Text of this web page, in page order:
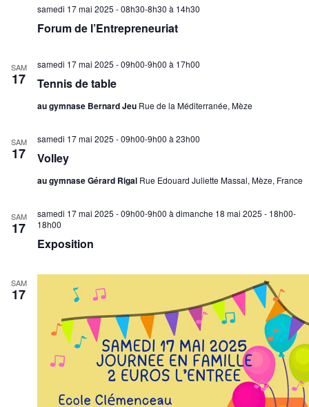
Forum de l’Entrepreneuriat
samedi 17 mai 2025 - 08h30-8h30 à 14h30
SAM
17 Tennis de table
samedi 17 mai 2025 - 09h00-9h00 à 17h00
au gymnase Bernard Jeu Rue de la Méditerranée, Mèze
SAM
17 Volley
samedi 17 mai 2025 - 09h00-9h00 à 23h00
au gymnase Gérard Rigal Rue Edouard Juliette Massal, Mèze, France
SAM
17
Exposition
samedi 17 mai 2025 - 09h00-9h00 à dimanche 18 mai 2025 - 18h00-
18h00
SAM
17